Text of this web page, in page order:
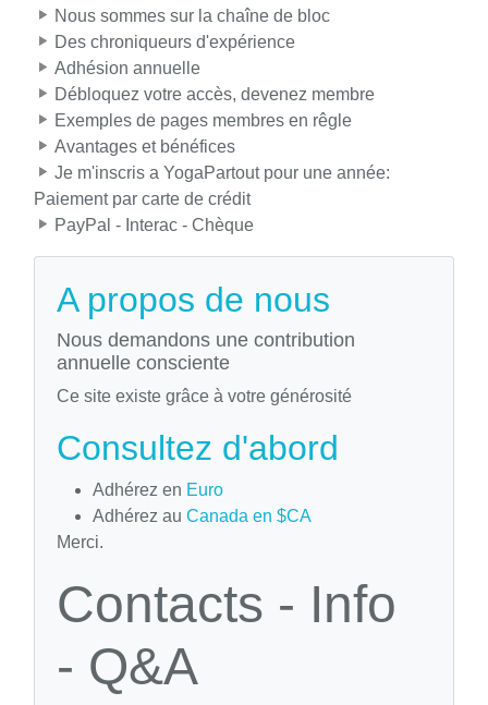
Nous sommes sur la chaîne de bloc
Des chroniqueurs d'expérience
Adhésion annuelle
Débloquez votre accès, devenez membre
Exemples de pages membres en rêgle
Avantages et bénéfices
Je m'inscris a YogaPartout pour une année:
Paiement par carte de crédit
PayPal - Interac - Chèque
A propos de nous
Nous demandons une contribution
annuelle consciente
Ce site existe grâce à votre générosité
Consultez d'abord
Adhérez en Euro
Adhérez au Canada en $CA
Merci.
Contacts - Info
- Q&A